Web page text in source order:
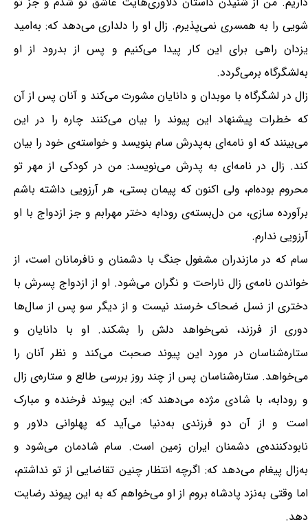
شویی را به همسری نمی‌پذیرم. زال او را دلداری می‌دهد که: به‌امید
یزدان راهی برای این کار پیدا می‌کنیم و پس از بدرود از او
به‌لشگرگاه برمی‌گردد.
زال در لشگرگاه با موبدان و دانایان مشورت می‌کند و آنان پس از آن
که خطرات پیشنهاد این پیوند را بیان می‌کنند چاره را در این
می‌بینند که او نامه‌ای به‌پدرش سام بنویسد و خواسته‌ی خود را بیان
کند. زال در نامه‌ای به پدرش می‌نویسد: من در کودکی از مهر تو
محروم بوده‌ام، ولی اکنون که پیمان بستی، هر آرزویی داشته باشم
برآورده سازی، من دل‌بسته‌ی رودابه دختر مهرابم و جز ازدواج با او
آرزویی ندارم.
سام که در مازندران مشغول جنگ با دشمنان و نافرمانان است، از
خواندن نامه‌ی زال ناراحت و نگران می‌شود. او از ازدواج پسرش با
دختری از نسل ضحاک خرسند نیست و از دیگر سو پس از سال‌ها
دوری از فرزند، نمی‌خواهد دلش را بشکند. او با دانایان و
ستاره‌شناسان در مورد این پیوند صحبت می‌کند و نظر آنان را
می‌خواهد. ستاره‌شناسان پس از چند روز بررسی طالع و ستاره‌ی زال
و رودابه، با شادی مژده می‌دهند که: این پیوند فرخنده و مبارک
است و از آن دو فرزندی به‌دنیا می‌آید که پهلوانی دلاور و
نابودکننده‌ی دشمنان ایران زمین است. سام شادمان می‌شود و
به‌زال پیغام می‌دهد که: اگرچه انتظار چنین تقاضایی از تو نداشتم،
اما وقتی به‌نزد پادشاه بروم از او می‌خواهم که به این پیوند رضایت
دهد.